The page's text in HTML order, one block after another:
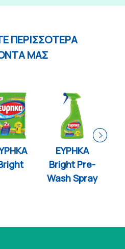
ΠΕΡΙΣΣΟΤΕΡΑ
ΜΑΣ
ΕΥΡΗΚΑ
Bright Pre-
Wash Spray